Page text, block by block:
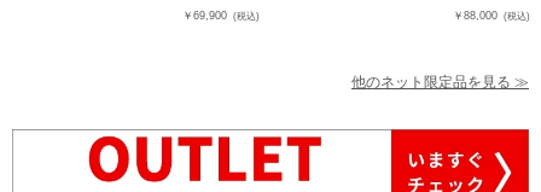
￥69,900 (税込) ￥88,000 (税込)
他のネット限定品を見る ≫